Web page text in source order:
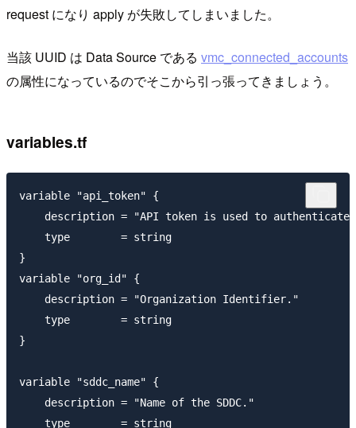
request になり apply が失敗してしまいました。
当該 UUID は Data Source である vmc_connected_accounts
の属性になっているのでそこから引っ張ってきましょう。
variables.tf
variable "api_token" {
description = "API token is used to
    type        = string
}
variable "org_id" {
    description = "Organization Identifier."
    type        = string
}
variable "sddc_name" {
    description = "Name of the SDDC."
    type        = string